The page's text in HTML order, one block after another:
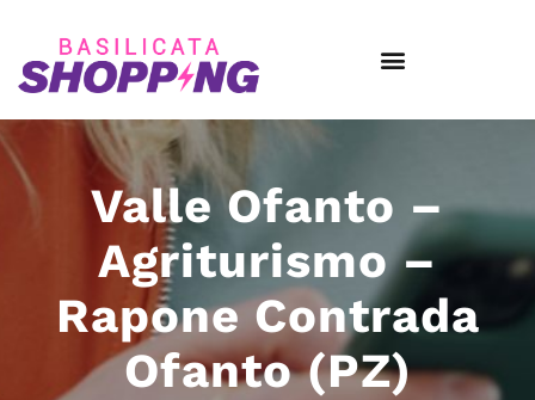
Valle Ofanto –
Agriturismo –
Rapone Contrada
Ofanto (PZ)